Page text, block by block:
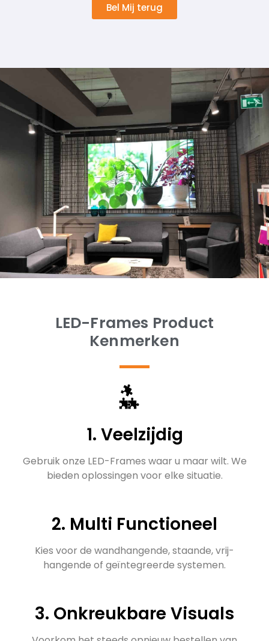
Bel Mij terug
LED-Frames Product
Kenmerken
1. Veelzijdig
Gebruik onze LED-Frames waar u maar wilt. We
bieden oplossingen voor elke situatie.
2. Multi Functioneel
Kies voor de wandhangende, staande, vrij-
hangende of geïntegreerde systemen.
3. Onkreukbare Visuals